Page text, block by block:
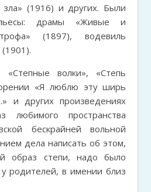
(1916) и других. Были
драмы «Живые и
(1897), водевиль
(1901).
«Степные волки», «Степь
«Я люблю эту ширь
и других произведениях
любимого пространства
бескрайней вольной
дела написать об этом,
образ степи, надо было
родителей, в имении близ